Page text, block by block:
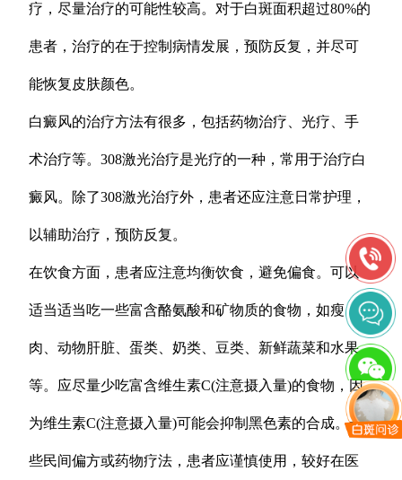
疗，尽量治疗的可能性较高。对于白斑面积超过80%的
患者，治疗的在于控制病情发展，预防反复，并尽可
能恢复皮肤颜色。
白癜风的治疗方法有很多，包括药物治疗、光疗、手
术治疗等。308激光治疗是光疗的一种，常用于治疗白
癜风。除了308激光治疗外，患者还应注意日常护理，
以辅助治疗，预防反复。
在饮食方面，患者应注意均衡饮食，避免偏食。可以
适当适当吃一些富含酪氨酸和矿物质的食物，如瘦
肉、动物肝脏、蛋类、奶类、豆类、新鲜蔬菜和水果
等。应尽量少吃富含维生素C(注意摄入量)的食物，因
为维生素C(注意摄入量)可能会抑制黑色素的合成。一
些民间偏方或药物疗法，患者应谨慎使用，较好在医